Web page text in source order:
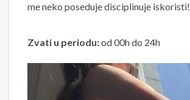
me neko poseduje disciplinuje iskoristi!
Zvati u periodu:od 00h do 24h